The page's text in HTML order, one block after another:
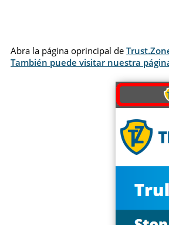
Abra la página oprincipal de
También puede visitar nuestra